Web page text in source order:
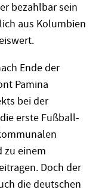
bezahlbar sein
aus Kolumbien
Ende der
Pamina
bei der
erste Fußball-
zu einem
Doch der
die deutschen